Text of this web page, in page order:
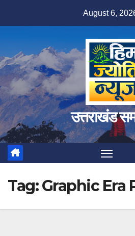
August 6,
उत्तराखंड
Tag:Graphic Era